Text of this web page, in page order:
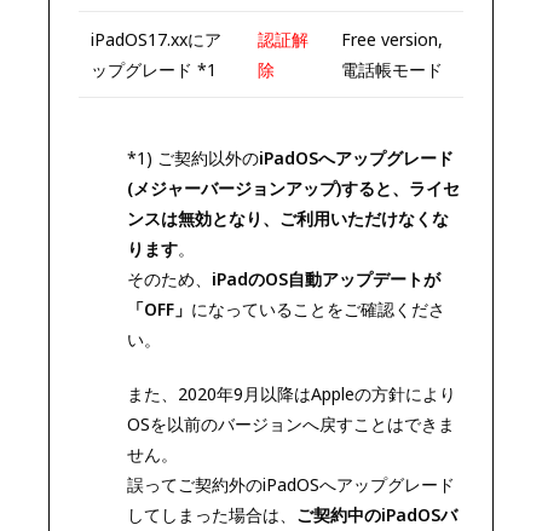
iPadOS17.xxにア
ップグレード *1
認証解
除
Free version,
電話帳モード
*1) ご契約以外のiPadOSへアップグレード
(メジャーバージョンアップ)すると、ライセ
ンスは無効となり、ご利用いただけなくな
ります。
そのため、 iPadのOS自動アップデートが
「OFF」 になっていることをご確認くださ
い。
また、2020年9月以降はAppleの方針により
OSを以前のバージョンへ戻すことはできま
せん。
誤ってご契約外のiPadOSへアップグレード
してしまった場合は、 ご契約中のiPadOSバ